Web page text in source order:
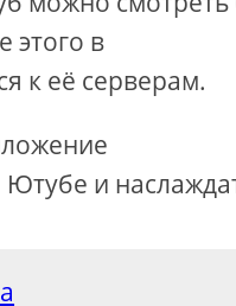
этого в
к её серверам.
и